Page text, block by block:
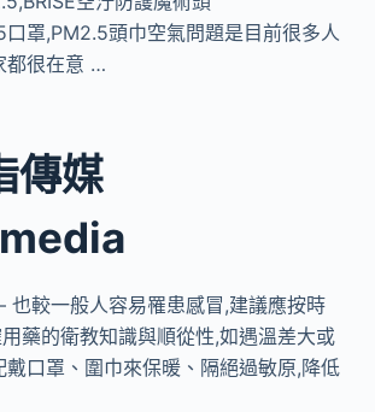
口罩,PM2.5頭巾空氣問題是目前很多人
都很在意 …
傳媒
也較一般人容易罹患感冒,建議應按時
藥的衛教知識與順從性,如遇溫差大或
戴口罩、圍巾來保暖、隔絕過敏原,降低